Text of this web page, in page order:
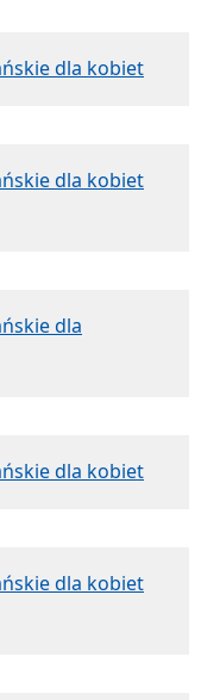
dla kobiet
dla kobiet
dla
dla kobiet
dla kobiet